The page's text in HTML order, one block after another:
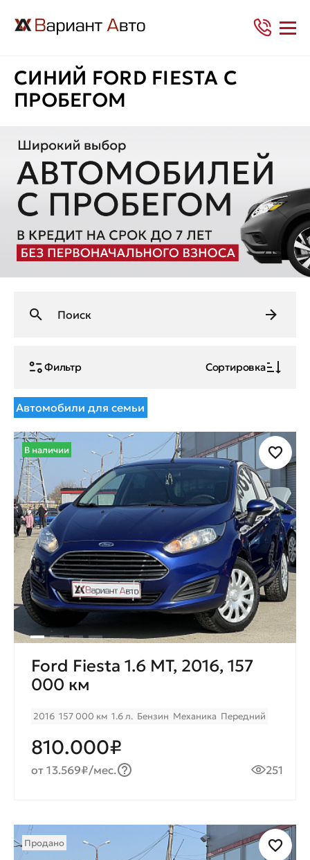
СИНИЙ FORD FIESTA С
ПРОБЕГОМ
Фильтр Сортировка
Автомобили для семьи
В наличии
Ford Fiesta 1.6 MT, 2016, 157
000 км
2016 157 000 км 1.6 л. Бензин Механика Передний
810.000₽
от 13.569₽/мес. 251
Продано